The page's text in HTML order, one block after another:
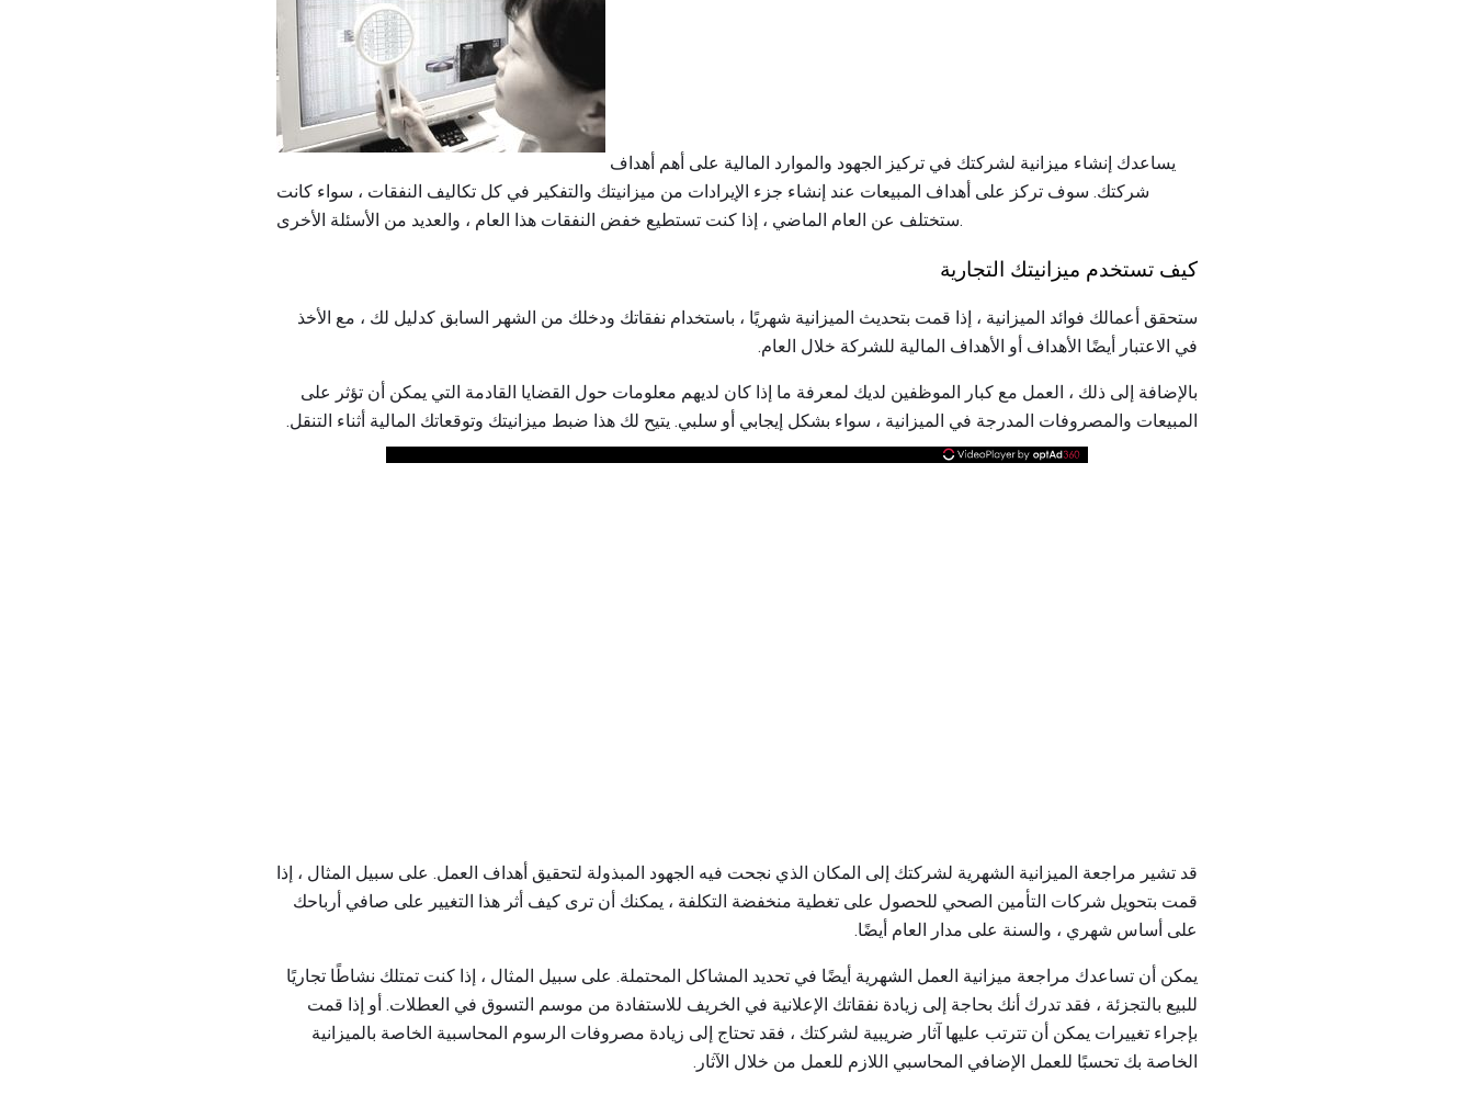
شركتك. سوف تركز على أهداف المبيعات عند إنشاء جزء الإيرادات من ميزانيتك والتفكير في كل تكاليف النفقات ، سواء كانت
ستختلف عن العام الماضي ، إذا كنت تستطيع خفض النفقات هذا العام ، والعديد من الأسئلة الأخرى.
كيف تستخدم ميزانيتك التجارية
ستحقق أعمالك فوائد الميزانية ، إذا قمت بتحديث الميزانية شهريًا ، باستخدام نفقاتك ودخلك من الشهر السابق كدليل لك ، مع الأخذ
في الاعتبار أيضًا الأهداف أو الأهداف المالية للشركة خلال العام.
بالإضافة إلى ذلك ، العمل مع كبار الموظفين لديك لمعرفة ما إذا كان لديهم معلومات حول القضايا القادمة التي يمكن أن تؤثر على
المبيعات والمصروفات المدرجة في الميزانية ، سواء بشكل إيجابي أو سلبي. يتيح لك هذا ضبط ميزانيتك وتوقعاتك المالية أثناء التنقل.
قد تشير مراجعة الميزانية الشهرية لشركتك إلى المكان الذي نجحت فيه الجهود المبذولة لتحقيق أهداف العمل. على سبيل المثال ، إذا
قمت بتحويل شركات التأمين الصحي للحصول على تغطية منخفضة التكلفة ، يمكنك أن ترى كيف أثر هذا التغيير على صافي أرباحك
على أساس شهري ، والسنة على مدار العام أيضًا.
يمكن أن تساعدك مراجعة ميزانية العمل الشهرية أيضًا في تحديد المشاكل المحتملة. على سبيل المثال ، إذا كنت تمتلك نشاطًا تجاريًا
للبيع بالتجزئة ، فقد تدرك أنك بحاجة إلى زيادة نفقاتك الإعلانية في الخريف للاستفادة من موسم التسوق في العطلات. أو إذا قمت
بإجراء تغييرات يمكن أن تترتب عليها آثار ضريبية لشركتك ، فقد تحتاج إلى زيادة مصروفات الرسوم المحاسبية الخاصة بالميزانية
الخاصة بك تحسبًا للعمل الإضافي المحاسبي اللازم للعمل من خلال الآثار.